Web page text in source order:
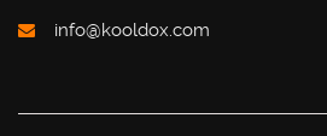
info@kooldox.com